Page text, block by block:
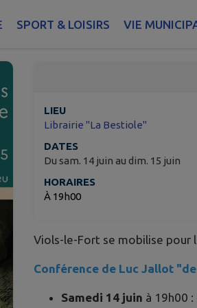
SPORT & LOISIRS VIE
LIEU
Librairie "La Bestiole"
DATES
Du sam. 14 juin au dim. 15 juin
HORAIRES
À 19h00
Viols-le-Fort se mobilise pour
Conférence de Luc Jallot
Samedi 14 juin à 19h00 :